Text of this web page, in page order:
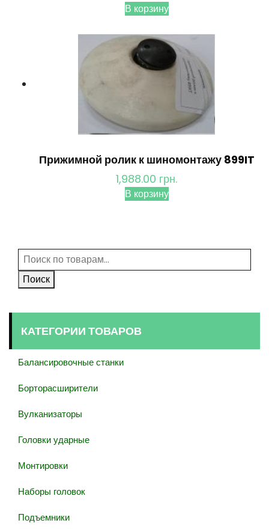
В корзину
Прижимной ролик к шиномонтажу 899IT
1,988.00 грн.
В корзину
Искать:
Поиск
КАТЕГОРИИ ТОВАРОВ
Балансировочные станки
Борторасширители
Вулканизаторы
Головки ударные
Монтировки
Наборы головок
Подъемники